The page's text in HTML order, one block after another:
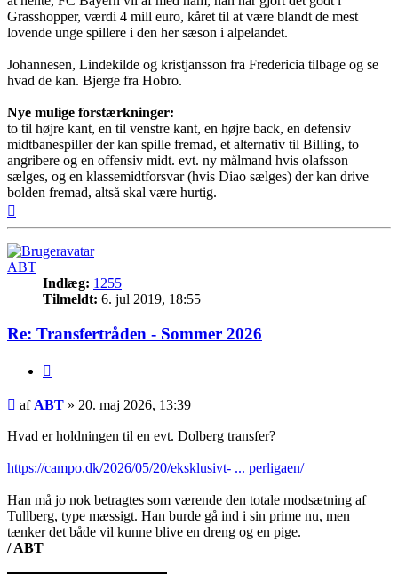
Grasshopper, værdi 4 mill euro, kåret til at være blandt de mest
lovende unge spillere i den her sæson i alpelandet.
Johannesen, Lindekilde og kristjansson fra Fredericia tilbage og se
hvad de kan. Bjerge fra Hobro.
Nye mulige forstærkninger:
to til højre kant, en til venstre kant, en højre back, en defensiv
midtbanespiller der kan spille fremad, et alternativ til Billing, to
angribere og en offensiv midt. evt. ny målmand hvis olafsson
sælges, og en klassemidtforsvar (hvis Diao sælges) der kan drive
bolden fremad, altså skal være hurtig.
ABT
Indlæg: 1255
Tilmeldt: 6. jul 2019, 18:55
Re: Transfertråden - Sommer 2026
Indlæg
af ABT » 20. maj 2026, 13:39
Hvad er holdningen til en evt. Dolberg transfer?
https://campo.dk/2026/05/20/eksklusivt- ... perligaen/
Han må jo nok betragtes som værende den totale modsætning af
Tullberg, type mæssigt. Han burde gå ind i sin prime nu, men
tænker det både vil kunne blive en dreng og en pige.
/ ABT